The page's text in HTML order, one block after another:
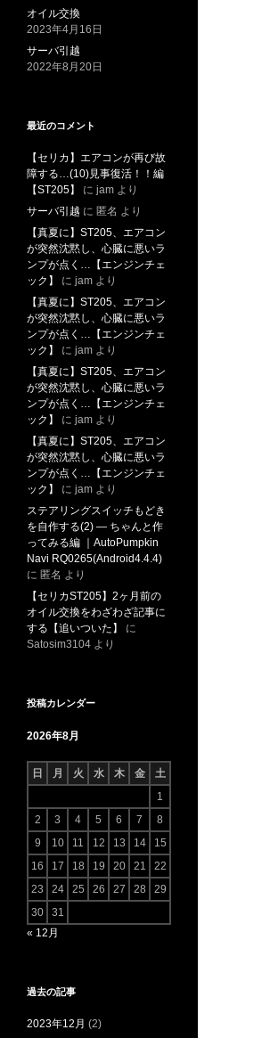
オイル交換
2023年4月16日
サーバ引越
2022年8月20日
最近のコメント
【セリカ】エアコンが再び故
障する…(10)見事復活！！編
【ST205】
に jam より
サーバ引越 に 匿名 より
【真夏に】ST205、エアコン
が突然沈黙し、心臓に悪いラ
ンプが点く…【エンジンチェ
ック】
に jam より
【真夏に】ST205、エアコン
が突然沈黙し、心臓に悪いラ
ンプが点く…【エンジンチェ
ック】
に jam より
【真夏に】ST205、エアコン
が突然沈黙し、心臓に悪いラ
ンプが点く…【エンジンチェ
ック】
に jam より
【真夏に】ST205、エアコン
が突然沈黙し、心臓に悪いラ
ンプが点く…【エンジンチェ
ック】
に jam より
ステアリングスイッチもどき
を自作する(2) ― ちゃんと作
ってみる編 ｜AutoPumpkin
Navi RQ0265(Android4.4.4)
に 匿名 より
【セリカST205】2ヶ月前の
オイル交換をわざわざ記事に
する【追いついた】
に
Satosim3104 より
投稿カレンダー
2026年8月
日 月 火 水 木 金
土
1
2
3 4 5 6 7
8
9
10 11 12 13 14
15
16
17 18 19 20 21
22
23
24 25 26 27 28
29
30
31
« 12月
過去の記事
2023年12月 (2)